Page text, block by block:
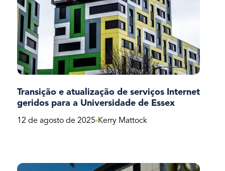
Transição e atualização de serviços Internet
geridos para a Universidade de Essex
12 de agosto de 2025 Kerry Mattock